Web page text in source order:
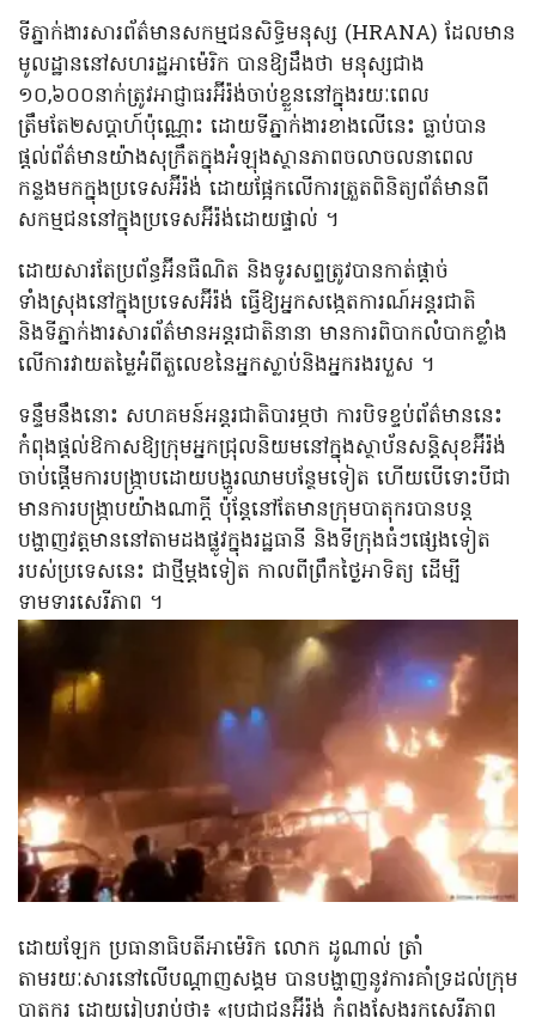
ទីភ្នាក់ងារសារព័ត៌មានសកម្មជនសិទ្ធិមនុស្ស (HRANA) ដែលមាន
មូលដ្ឋាននៅសហរដ្ឋអាម៉េរិក បានឱ្យដឹងថា មនុស្សជាង
១០,៦០០នាក់ត្រូវអាជ្ញាធរអ៊ីរ៉ង់ចាប់ខ្លួននៅក្នុងរយៈពេល
ត្រឹមតែ២សប្ដាហ៍ប៉ុណ្ណោះ ដោយទីភ្នាក់ងារខាងលើនេះ ធ្លាប់បាន
ផ្តល់ព័ត៌មានយ៉ាងសុក្រឹតក្នុងអំឡុងស្ថានភាពចលាចលនាពេល
កន្លងមកក្នុងប្រទេសអ៊ីរ៉ង់ ដោយផ្អែកលើការត្រួតពិនិត្យព័ត៌មានពី
សកម្មជននៅក្នុងប្រទេសអ៊ីរ៉ង់ដោយផ្ទាល់ ។
ដោយសារតែប្រព័ន្ធអ៊ីនធឺណិត និងទូរសព្ទត្រូវបានកាត់ផ្តាច់
ទាំងស្រុងនៅក្នុងប្រទេសអ៊ីរ៉ង់ ធ្វើឱ្យអ្នកសង្កេតការណ៍អន្តរជាតិ
និងទីភ្នាក់ងារសារព័ត៌មានអន្តរជាតិនានា មានការពិបាកលំបាកខ្លាំង
លើការវាយតម្លៃអំពីតួលេខនៃអ្នកស្លាប់និងអ្នករងរបួស ។
ទន្ទឹមនឹងនោះ សហគមន៍អន្តរជាតិបារម្ភថា ការបិទខ្ទប់ព័ត៌មាននេះ
កំពុងផ្តល់ឱកាសឱ្យក្រុមអ្នកជ្រុលនិយមនៅក្នុងស្ថាប័នសន្តិសុខអ៊ីរ៉ង់
ចាប់ផ្តើមការបង្រ្កាបដោយបង្ហូរឈាមបន្ថែមទៀត ហើយបើទោះបីជា
មានការបង្ក្រាបយ៉ាងណាក្ដី ប៉ុន្តែនៅតែមានក្រុមបាតុករបានបន្ត
បង្ហាញវត្តមាននៅតាមដងផ្លូវក្នុងរដ្ឋធានី និងទីក្រុងធំៗផ្សេងទៀត
របស់ប្រទេសនេះ ជាថ្មីម្តងទៀត កាលពីព្រឹកថ្ងៃអាទិត្យ ដើម្បី
ទាមទារសេរីភាព ។
ដោយឡែក ប្រធានាធិបតីអាម៉េរិក លោក ដូណាល់ ត្រាំ
តាមរយៈសារនៅលើបណ្ដាញសង្គម បានបង្ហាញនូវការគាំទ្រដល់ក្រុម
បាតុករ ដោយរៀបរាប់ថា៖ «ប្រជាជនអ៊ីរ៉ង់ កំពុងស្វែងរកសេរីភាព